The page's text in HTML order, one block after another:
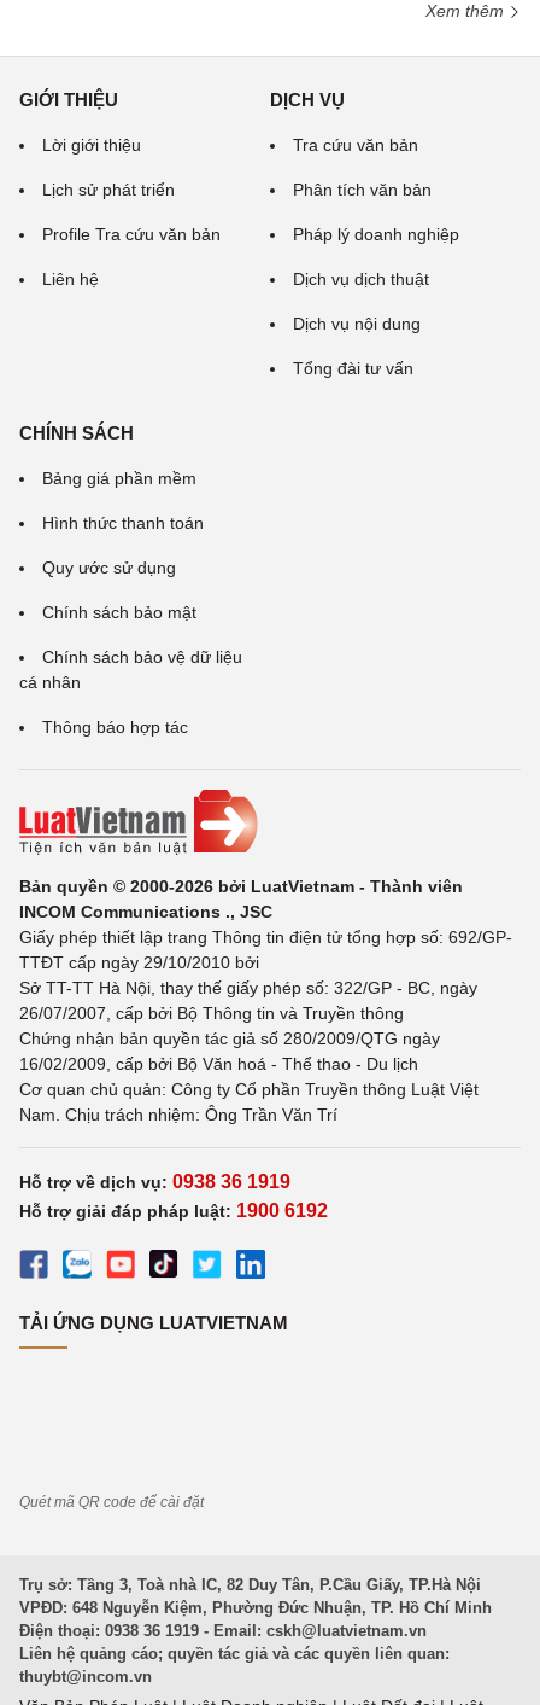
Xem thêm
GIỚI THIỆU
Lời giới thiệu
Lịch sử phát triển
Profile Tra cứu văn bản
Liên hệ
DỊCH VỤ
Tra cứu văn bản
Phân tích văn bản
Pháp lý doanh nghiệp
Dịch vụ dịch thuật
Dịch vụ nội dung
Tổng đài tư vấn
CHÍNH SÁCH
Bảng giá phần mềm
Hình thức thanh toán
Quy ước sử dụng
Chính sách bảo mật
Chính sách bảo vệ dữ liệu
cá nhân
Thông báo hợp tác
Bản quyền © 2000-2026 bởi LuatVietnam - Thành viên
INCOM Communications ., JSC
Giấy phép thiết lập trang Thông tin điện tử tổng hợp số: 692/GP-
TTĐT cấp ngày 29/10/2010 bởi
Sở TT-TT Hà Nội, thay thế giấy phép số: 322/GP - BC, ngày
26/07/2007, cấp bởi Bộ Thông tin và Truyền thông
Chứng nhận bản quyền tác giả số 280/2009/QTG ngày
16/02/2009, cấp bởi Bộ Văn hoá - Thể thao - Du lịch
Cơ quan chủ quản: Công ty Cổ phần Truyền thông Luật Việt
Nam. Chịu trách nhiệm: Ông Trần Văn Trí
Hỗ trợ về dịch vụ: 0938 36 1919
Hỗ trợ giải đáp pháp luật: 1900 6192
TẢI ỨNG DỤNG LUATVIETNAM
Quét mã QR code để cài đặt
Trụ sở: Tầng 3, Toà nhà IC, 82 Duy Tân, P.Cầu Giấy, TP.Hà Nội
VPĐD: 648 Nguyễn Kiệm, Phường Đức Nhuận, TP. Hồ Chí Minh
Điện thoại: 0938 36 1919 - Email: cskh@luatvietnam.vn
Liên hệ quảng cáo; quyền tác giả và các quyền liên quan:
thuybt@incom.vn